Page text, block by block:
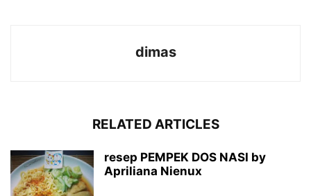
dimas
RELATED ARTICLES
resep PEMPEK DOS NASI by
Apriliana Nienux